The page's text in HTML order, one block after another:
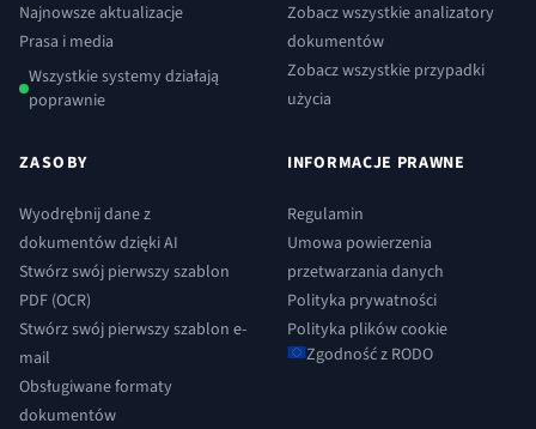
Najnowsze aktualizacje
Prasa i media
Wszystkie systemy działają
poprawnie
Zobacz wszystkie analizatory
dokumentów
Zobacz wszystkie przypadki
użycia
ZASOBY
Wyodrębnij dane z
dokumentów dzięki AI
Stwórz swój pierwszy szablon
PDF (OCR)
Stwórz swój pierwszy szablon e-
mail
Obsługiwane formaty
dokumentów
INFORMACJE PRAWNE
Regulamin
Umowa powierzenia
przetwarzania danych
Polityka prywatności
Polityka plików cookie
Zgodność z RODO